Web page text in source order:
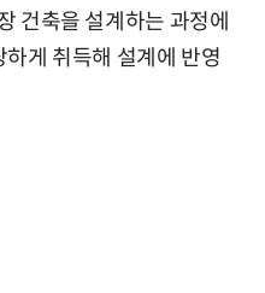
건축을 설계하는 과정에
게 취득해 설계에 반영